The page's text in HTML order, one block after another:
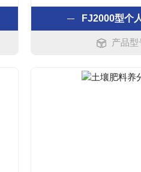
FJ2000型个
产品型